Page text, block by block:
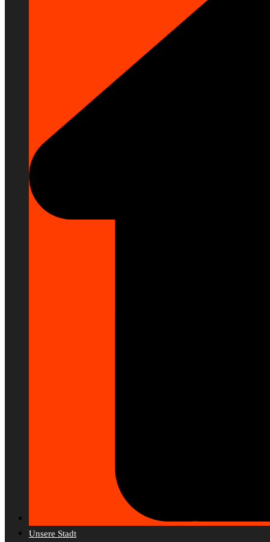
Unsere Stadt